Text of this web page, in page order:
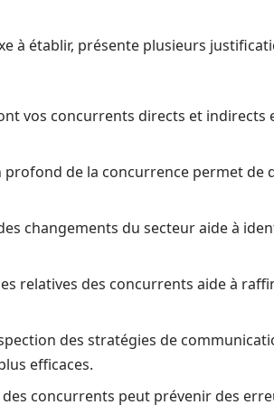
à établir, présente plusieurs
vos concurrents directs et indirects
profond de la concurrence permet de
changements du secteur aide à
relatives des concurrents aide à
des stratégies de
efficaces.
concurrents peut prévenir des